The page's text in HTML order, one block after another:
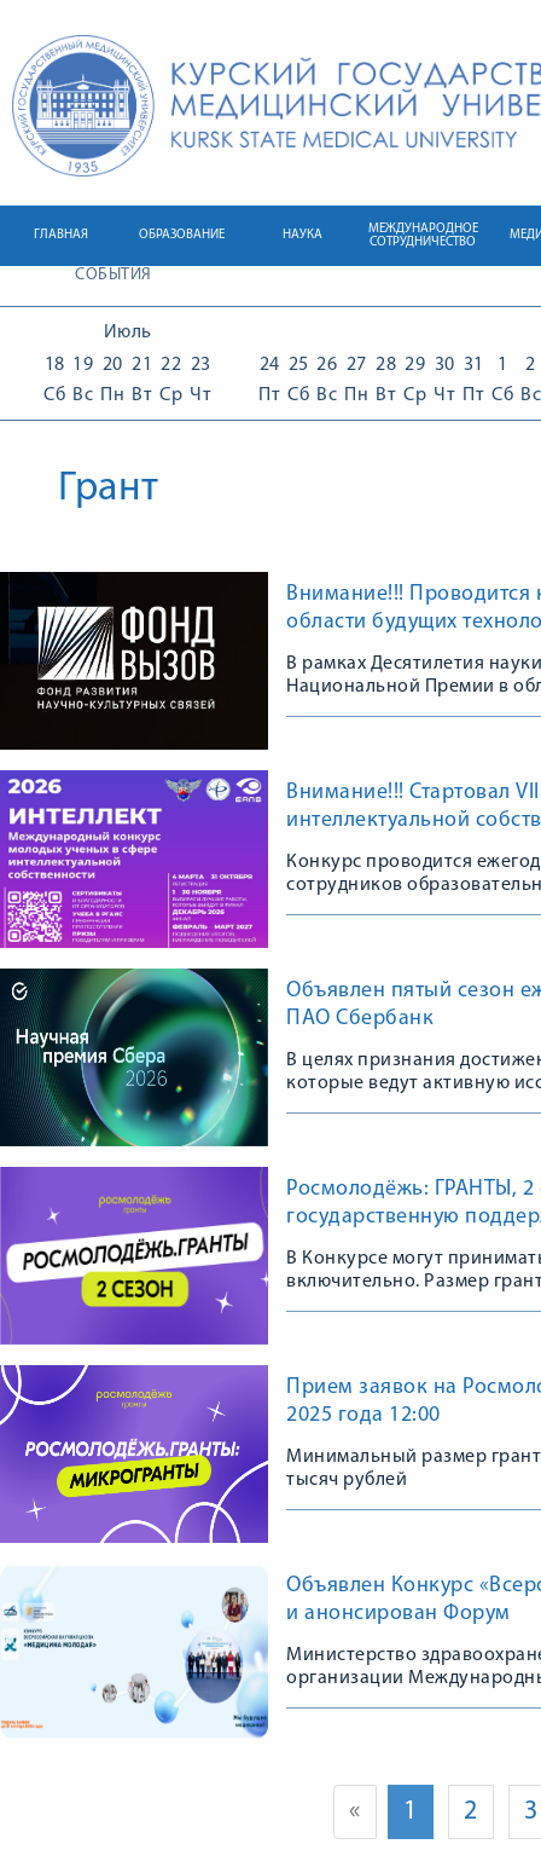
ГЛАВНАЯ ОБРАЗОВАНИЕ НАУКА
МЕЖДУНАРОДНОЕ
СОТРУДНИЧЕСТВО
СОБЫТИЯ
Июль
18
Сб
19
Вс
20
Пн
21
Вт
22
Ср
23
Чт
24
Пт
25
Сб
26
Вс
27
Пн
28
Вт
29
Ср
30
Чт
31
Пт
1
Сб
2
Вс
Грант
Внимание!!! Проводится
области будущих
В рамках Десятилетия
Национальной Премии в
Внимание!!! Стартовал
интеллектуальной
Конкурс проводится
сотрудников
Объявлен пятый сезон
ПАО Сбербанк
В целях признания
которые ведут активную
Росмолодёжь: ГРАНТЫ, 2
государственную
В Конкурсе могут
включительно. Размер
Прием заявок на
2025 года 12:00
Минимальный размер
тысяч рублей
Объявлен Конкурс
и анонсирован Форум
Министерство
организации
« 1 2 3